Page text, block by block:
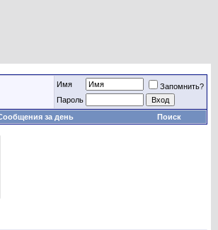
Имя
Запомнить?
Пароль
за день Поиск